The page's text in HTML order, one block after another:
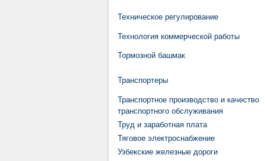
Техническое регулирование
Технология коммерческой работы
Тормозной башмак
Транспортеры
Транспортное производство и качество
транспортного обслуживания
Труд и заработная плата
Тяговое электроснабжение
Узбекские железные дороги